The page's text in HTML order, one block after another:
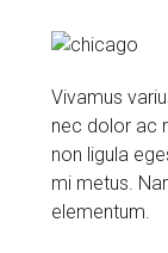
Vivamus
nec dolor ac
non ligula
mi metus.
elementum.